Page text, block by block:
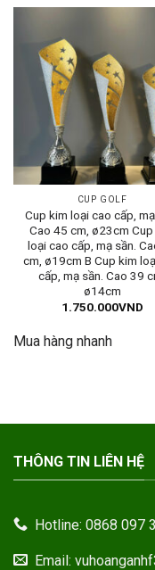
CUP GOLF
Cup kim loại cao cấp, mạ
Cao 45 cm, ø23cm Cup
loại cao cấp, mạ sần.
cm, ø19cm B Cup kim
cấp, mạ sần. Cao 39
ø14cm
1.750.000VND
Mua hàng nhanh
THÔNG TIN LIÊN HỆ
Hotline: 0868 097
Email: